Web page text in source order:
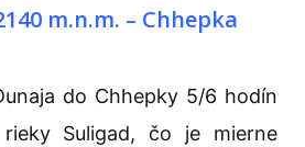
m.n.m. – Chhepka
do Chhepky 5/6 hodín
Suligad, čo je mierne